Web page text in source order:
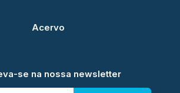
Acervo
se na nossa newsletter